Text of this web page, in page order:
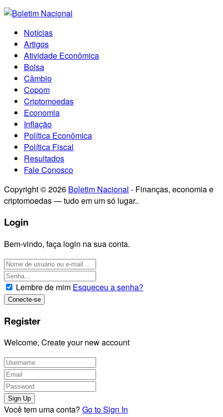
Notícias
Artigos
Atividade Econômica
Bolsa
Câmbio
Copom
Criptomoedas
Economia
Inflação
Política Econômica
Política Fiscal
Resultados
Fale Conosco
Copyright © 2026 Boletim Nacional - Finanças, economia e
criptomoedas — tudo em um só lugar..
Login
Bem-vindo, faça login na sua conta.
Lembre de mim Esqueceu a senha?
Register
Welcome, Create your new account
Você tem uma conta? Go to Sign In